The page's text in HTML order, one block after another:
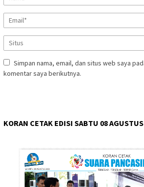
Simpan nama, email, dan situs web saya
komentar saya berikutnya.
KORAN CETAK EDISI SABTU 08